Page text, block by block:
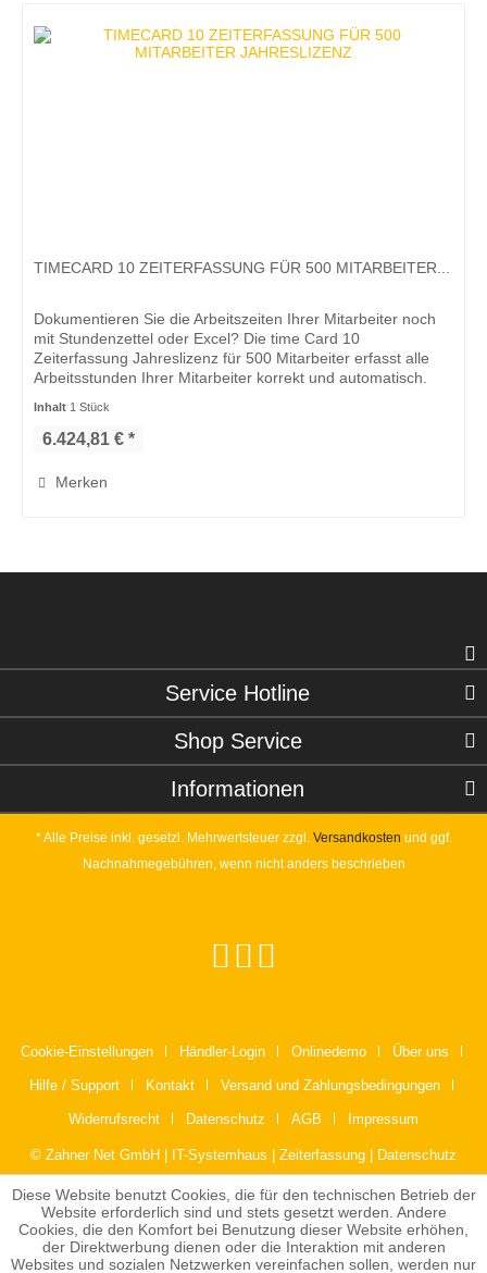
TIMECARD 10 ZEITERFASSUNG FÜR 500 MITARBEITER...
Dokumentieren Sie die Arbeitszeiten Ihrer Mitarbeiter noch
mit Stundenzettel oder Excel? Die time Card 10
Zeiterfassung Jahreslizenz für 500 Mitarbeiter erfasst alle
Arbeitsstunden Ihrer Mitarbeiter korrekt und automatisch.
Inhalt 1 Stück
6.424,81 € *
Merken
Service Hotline
Shop Service
Informationen
* Alle Preise inkl. gesetzl. Mehrwertsteuer zzgl. Versandkosten und ggf.
Nachnahmegebühren, wenn nicht anders beschrieben
Cookie-Einstellungen Händler-Login Onlinedemo Über uns
Hilfe / Support Kontakt Versand und Zahlungsbedingungen
Widerrufsrecht Datenschutz AGB Impressum
© Zahner Net GmbH | IT-Systemhaus | Zeiterfassung | Datenschutz
Diese Website benutzt Cookies, die für den technischen Betrieb der
Website erforderlich sind und stets gesetzt werden. Andere
Cookies, die den Komfort bei Benutzung dieser Website erhöhen,
der Direktwerbung dienen oder die Interaktion mit anderen
Websites und sozialen Netzwerken vereinfachen sollen, werden nur